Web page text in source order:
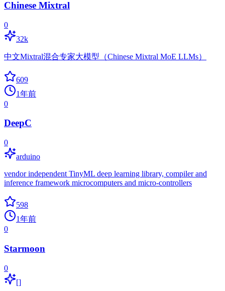
Chinese Mixtral
0
32k
中文Mixtral混合专家大模型（Chinese Mixtral MoE LLMs）
609
1年前
0
DeepC
0
arduino
vendor independent TinyML deep learning library, compiler and
inference framework microcomputers and micro-controllers
598
1年前
0
Starmoon
0
[]